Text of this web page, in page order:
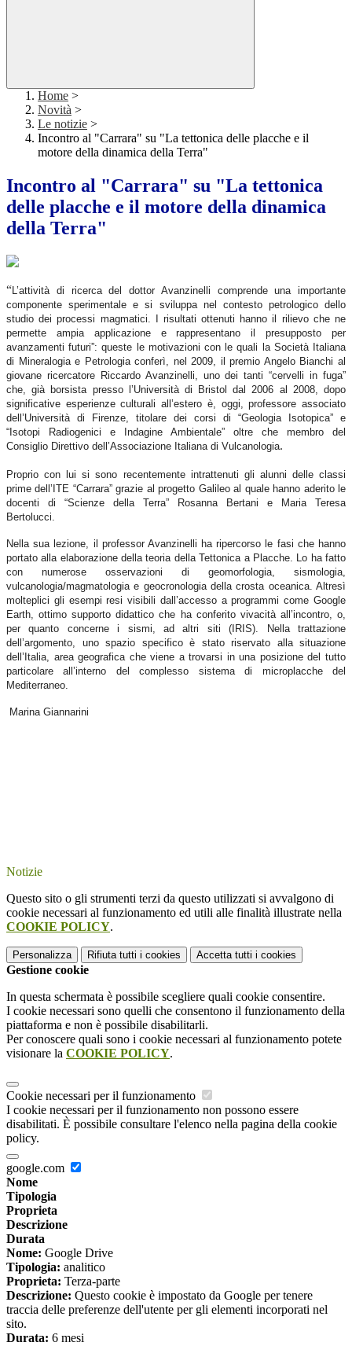
Home >
Novità >
Le notizie >
Incontro al "Carrara" su "La tettonica delle placche e il
motore della dinamica della Terra"
Incontro al "Carrara" su "La tettonica
delle placche e il motore della dinamica
della Terra"
“L’attività di ricerca del dottor Avanzinelli comprende una importante
componente sperimentale e si sviluppa nel contesto petrologico dello
studio dei processi magmatici. I risultati ottenuti hanno il rilievo che ne
permette ampia applicazione e rappresentano il presupposto per
avanzamenti futuri”: queste le motivazionicon le quali
la Società Italiana
di Mineralogia e Petrologia conferì, nel 2009, il premio Angelo Bianchi al
giovane ricercatore Riccardo Avanzinelli, uno dei tanti “cervelli in fuga”
che, già borsista presso l’Università di Bristol dal 2006 al 2008, dopo
significative esperienze culturaliall’estero è, oggi, professore associato
dell’Università di Firenze,
titolare dei corsi di “Geologia Isotopica” e
“Isotopi Radiogenici e Indagine Ambientale” oltre che membro del
Consiglio Direttivo dell’Associazione Italiana di Vulcanologia.
Proprio con lui si sono recentemente intrattenuti gli alunni delleclassi
prime del l’ITE “Carrara”grazie al progetto Galileo al quale hanno aderito le
docenti di “Scienze della Terra”
Rosanna Bertani e Maria Teresa
Bertolucci.
Nella sua lezione, il professor Avanzinelli ha ripercorso le fasi che hanno
portato alla elaborazione della teoria della Tettonica a Placche. Lo ha fatto
con numerose osservazioni di geomorfologia, sismologia,
vulcanologia/magmatologia e geocronologia della crosta oceanica. Altresì
molteplici gli esempi resi visibili dal l’accesso a programmi come Google
Earth,ottimo supporto didattico che ha conferito vivacità all’incontro, o,
perquanto concerne i sismi, ad altri siti (IRIS).
Nella trattazione
dell’argomento, uno spazio specifico è stato riservato al la situazione
dell’Italia, area geografica che viene a trovarsi in una posizionedel tutto
particolare all’interno del complesso sistema di microplacche del
Mediterraneo.
Marina Giannarini
Notizie
Questo sito o gli strumenti terzi da questo utilizzati si avvalgono di
cookie necessari al funzionamento ed utili alle finalità illustrate nella
COOKIE POLICY.
Personalizza Rifiuta tutti i cookies Accetta tutti i cookies
Gestione cookie
In questa schermata è possibile scegliere quali cookie consentire.
I cookie necessari sono quelli che consentono il funzionamento della
piattaforma e non è possibile disabilitarli.
Per conoscere quali sono i cookie necessari al funzionamento potete
visionare la COOKIE POLICY.
Cookie necessari per il funzionamento
I cookie necessari per il funzionamento non possono essere
disabilitati. È possibile consultare l'elenco nella pagina della cookie
policy.
google.com
Nome
Tipologia
Proprieta
Descrizione
Durata
Nome: Google Drive
Tipologia: analitico
Proprieta: Terza-parte
Descrizione: Questo cookie è impostato da Google per tenere
traccia delle preferenze dell'utente per gli elementi incorporati nel
sito.
Durata: 6 mesi